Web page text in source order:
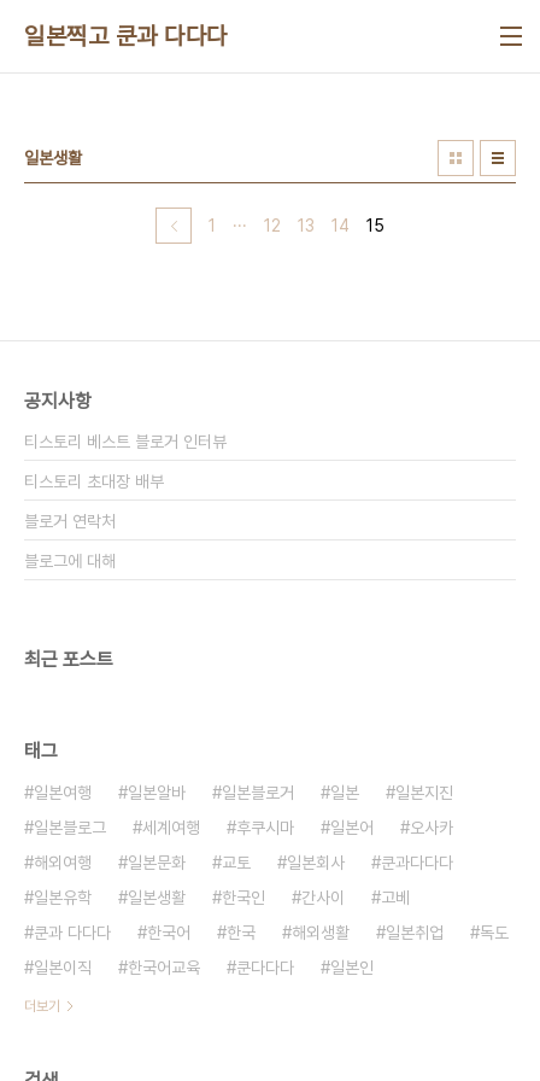
일본찍고 쿤과 다다다
일본생활
1 ··· 12 13 14 15
공지사항
티스토리 베스트 블로거 인터뷰
티스토리 초대장 배부
블로거 연락처
블로그에 대해
최근 포스트
태그
일본여행 일본알바 일본블로거 일본
일본지진
일본블로그
세계여행 후쿠시마 일본어
오사카
해외여행
일본문화 교토 일본회사
쿤과다다다
일본유학
일본생활 한국인 간사이
고베
쿤과 다다다
한국어 한국 해외생활 일본취업
독도
일본이직
한국어교육 쿤다다다 일본인
더보기